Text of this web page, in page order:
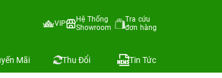
VIP
Hệ Thống
Showroom
Tra cứu
đơn hàng
Mãi Thu Đổi Tin Tức